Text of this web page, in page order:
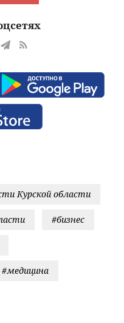
Курской области
#бизнес
#медицина